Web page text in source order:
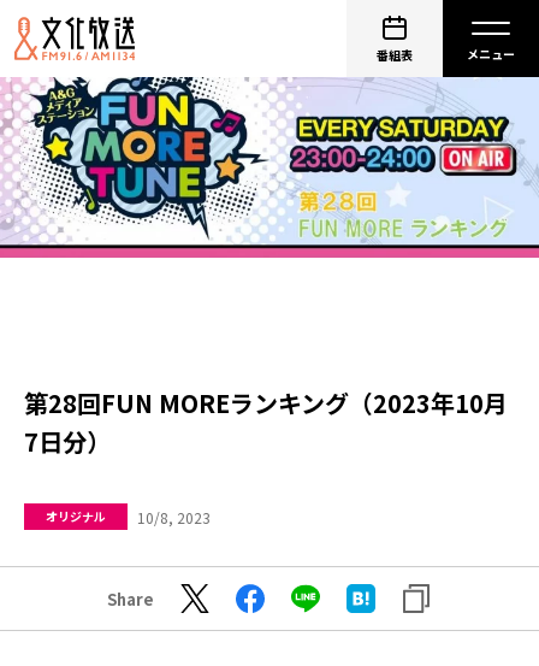
番組表
第28回FUN MOREランキング（2023年10月
7日分）
オリジナル 10/8, 2023
Share